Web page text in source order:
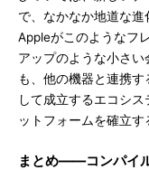
で、なかなか地道な進
Appleがこのようなフ
アップのような小さ
も、他の機器と連携
して成立するエコシ
ットフォームを確立す
まとめ――コンパイ